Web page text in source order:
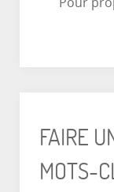
FAIRE
MOTS-